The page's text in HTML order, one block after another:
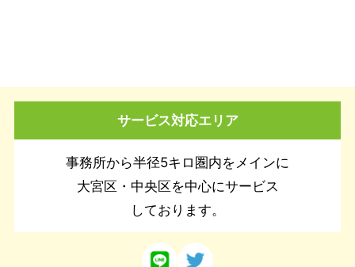
サービス対応エリア
事務所から半径5キロ圏内をメインに
大宮区・中央区を中心にサービス
しております。